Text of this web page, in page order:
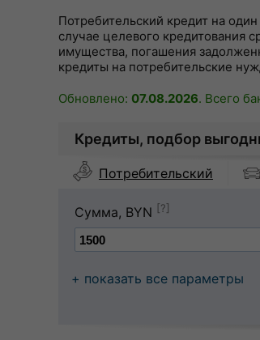
Потребительский кредит на
случае целевого кредитования
имущества, погашения
кредиты на потребительские
Обновлено: 07.08.2026. Всего
Кредиты, подбор
Потребительский
Сумма, BYN [?]
+ показать все параметры